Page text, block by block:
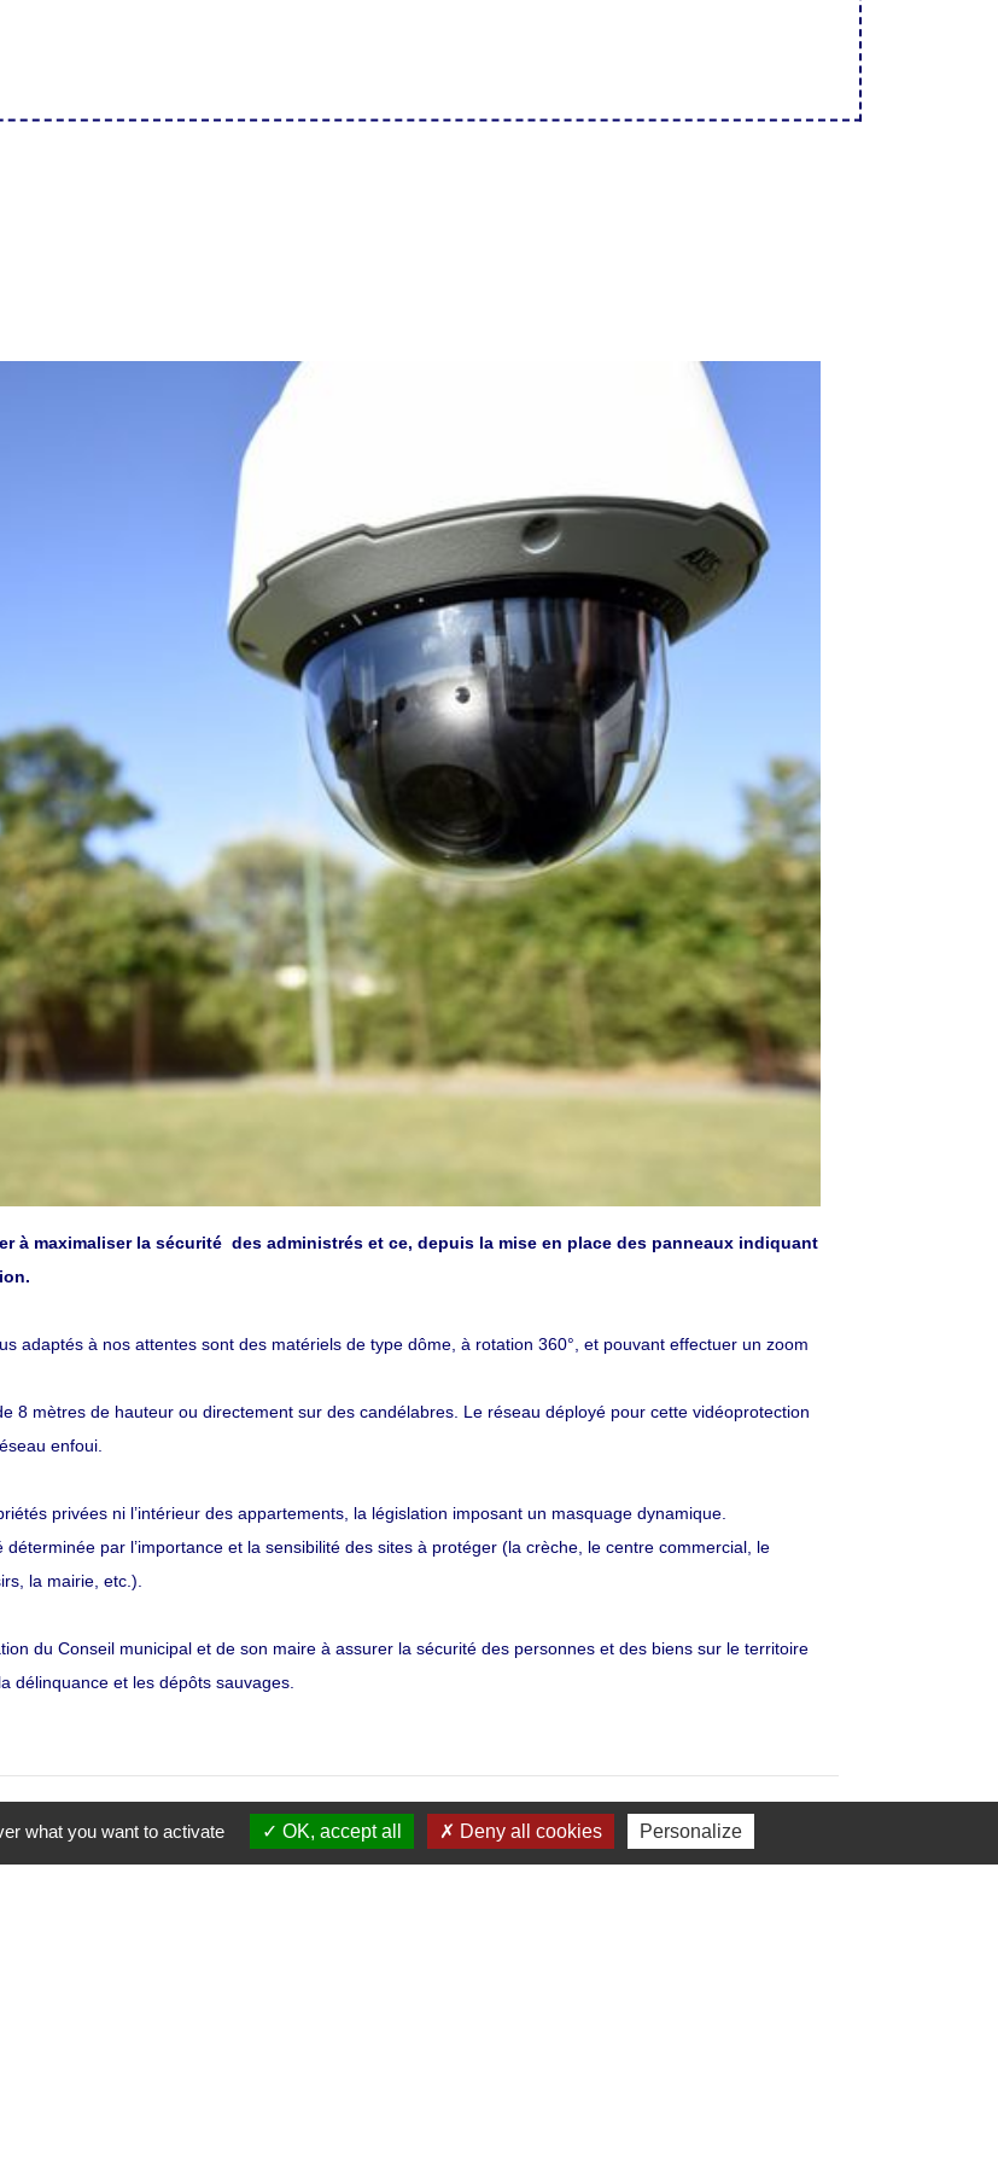
à maximaliser la sécurité des administrés et ce, depuis la mise en place des panneaux indiquant
adaptés à nos attentes sont des matériels de type dôme, à rotation 360°, et pouvant effectuer un zoom
8 mètres de hauteur ou directement sur des candélabres. Le réseau déployé pour cette vidéoprotection
enfoui.
privées ni l’intérieur des appartements, la législation imposant un masquage dynamique.
par l’importance et la sensibilité des sites à protéger (la crèche, le centre commercial, le
la mairie, etc.).
du Conseil municipal et de son maire à assurer la sécurité des personnes et des biens sur le territoire
délinquance et les dépôts sauvages.
what you want to activate OK, accept all Deny all cookies Personalize